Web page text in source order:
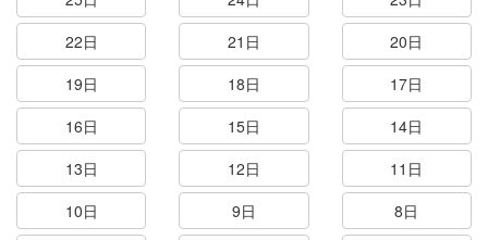
22日
21日
20日
19日
18日
17日
16日
15日
14日
13日
12日
11日
10日
9日
8日